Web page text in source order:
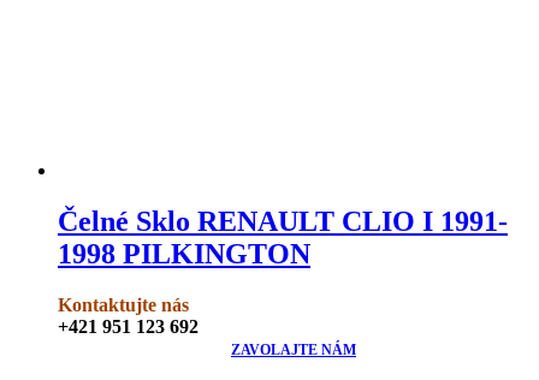
Čelné Sklo RENAULT CLIO I 1991-
1998 PILKINGTON
Kontaktujte nás
+421 951 123 692
ZAVOLAJTE NÁM